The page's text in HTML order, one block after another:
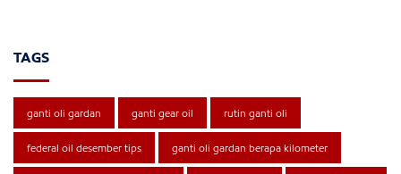
TAGS
ganti oli gardan ganti gear oil rutin ganti oli
federal oil desember tips ganti oli gardan berapa kilometer